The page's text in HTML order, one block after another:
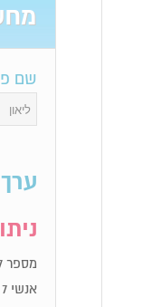
שם
מספר 7 בנומרולוגיה מייצג אנשים עם אינטואיציה טובה אשר פועלים לפי תחושת הבטן שלהם.